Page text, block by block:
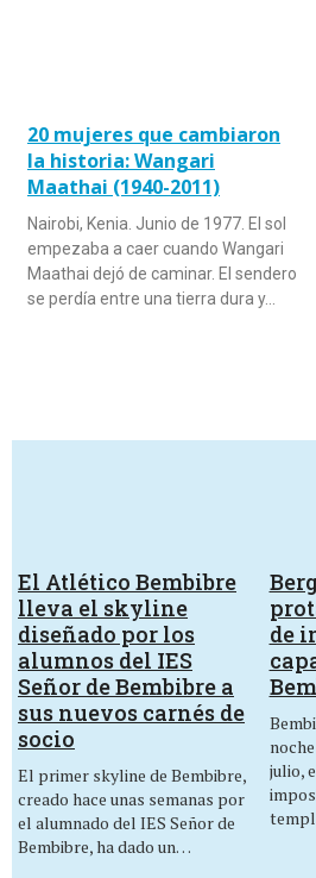
20 mujeres que cambiaron
la historia: Wangari
Maathai (1940-2011)
Nairobi, Kenia. Junio de 1977. El sol
empezaba a caer cuando Wangari
Maathai dejó de caminar. El sendero
se perdía entre una tierra dura y…
El Atlético Bembibre
lleva el skyline
diseñado por los
alumnos del IES
Señor de Bembibre a
sus nuevos carnés de
socio
El primer skyline de Bembibre,
creado hace unas semanas por
el alumnado del IES Señor de
Bembibre, ha dado un…
de
julio,